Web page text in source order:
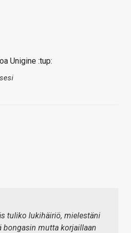
Unigine :tup:
tuliko lukihäiriö, mielestäni
bongasin mutta korjaillaan